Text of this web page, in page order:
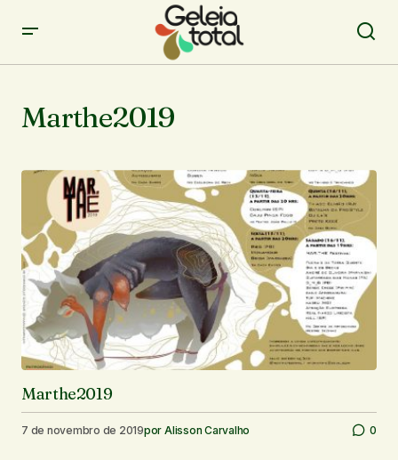
Marthe2019
Marthe2019
7 de novembro de 2019por Alisson Carvalho 0